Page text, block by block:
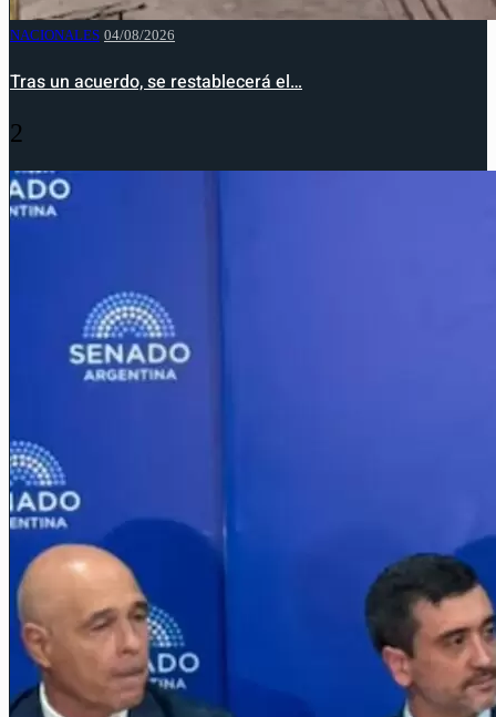
NACIONALES 04/08/2026
Tras un acuerdo, se restablecerá el…
2